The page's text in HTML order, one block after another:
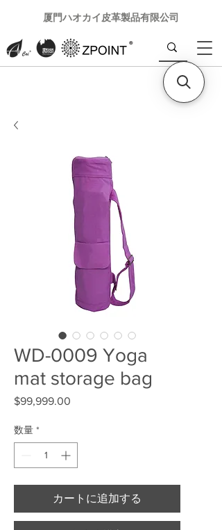
厦門ハオカイ皮革製品有限公司
WD-0009 Yoga
mat storage bag
$99,999.00
数量 *
カートに追加する